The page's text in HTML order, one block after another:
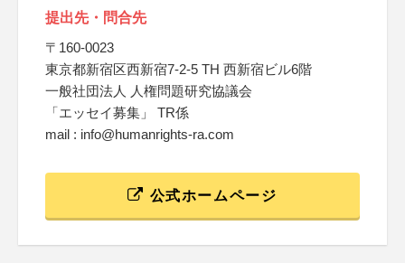
提出先・問合先
〒160-0023
東京都新宿区西新宿7-2-5 TH 西新宿ビル6階
一般社団法人 人権問題研究協議会
「エッセイ募集」 TR係
mail : info@humanrights-ra.com
公式ホームページ